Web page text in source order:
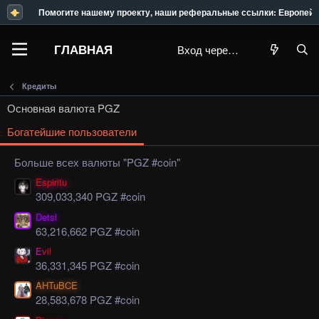
Помогите нашему проекту, наши реферальные ссылки:
ГЛАВНАЯ Вход через Steam
Кредиты
Основная валюта PGZ
Богатейшие пользователи
Больше всех валюты "PGZ #coin"
Espiritu
309,033,340 PGZ #coin
Detsl
63,216,662 PGZ #coin
Evil
36,331,345 PGZ #coin
AHTuBCE
28,583,678 PGZ #coin